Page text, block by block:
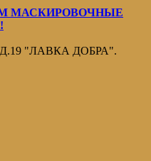
МАСКИРОВОЧНЫЕ
"ЛАВКА ДОБРА".